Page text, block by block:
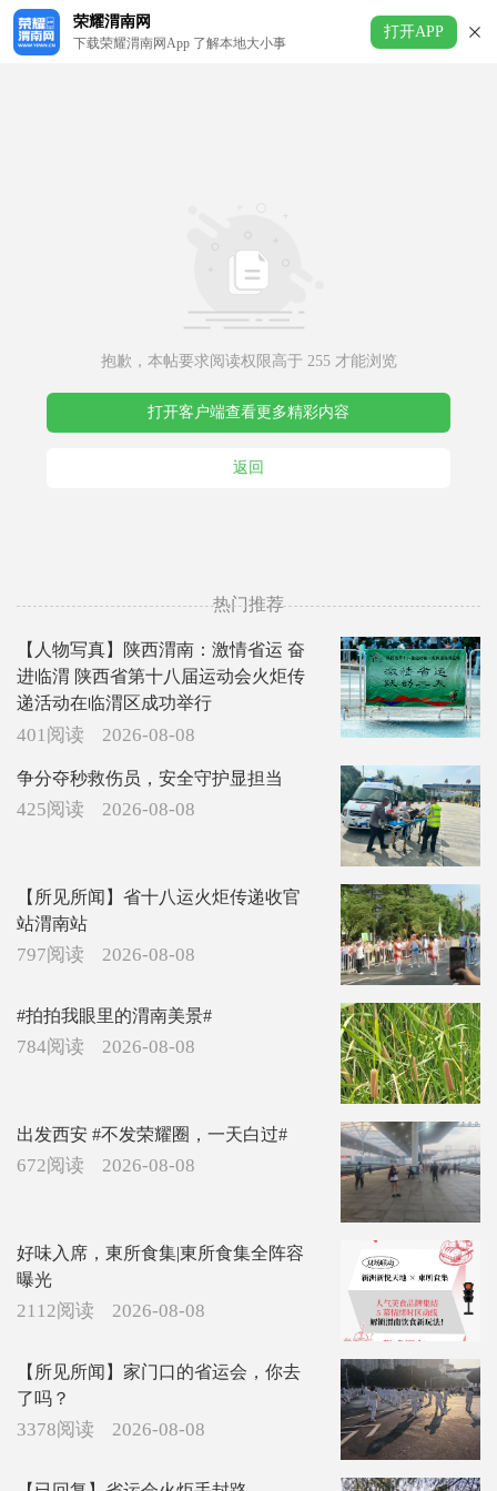
荣耀渭南网
下载荣耀渭南网App 了解本地大小事
打开APP
抱歉，本帖要求阅读权限高于 255 才能浏览
打开客户端查看更多精彩内容
返回
热门推荐
【人物写真】陕西渭南：激情省运 奋
进临渭 陕西省第十八届运动会火炬传
递活动在临渭区成功举行
401阅读 2026-08-08
争分夺秒救伤员，安全守护显担当
425阅读 2026-08-08
【所见所闻】省十八运火炬传递收官
站渭南站
797阅读 2026-08-08
#拍拍我眼里的渭南美景#
784阅读 2026-08-08
出发西安 #不发荣耀圈，一天白过#
672阅读 2026-08-08
好味入席，東所食集|東所食集全阵容
曝光
2112阅读 2026-08-08
【所见所闻】家门口的省运会，你去
了吗？
3378阅读 2026-08-08